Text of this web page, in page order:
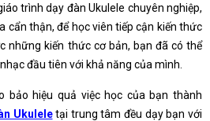
trình dạy đàn Ukulele chuyên nghiệp,
cẩn thận, để học viên tiếp cận kiến thức
những kiến thức cơ bản, bạn đã có thể
đầu tiên với khả năng của mình.
bảo hiệu quả việc học của bạn thành
Ukuleletại trung tâm đều dạy bạn với